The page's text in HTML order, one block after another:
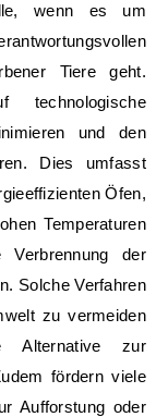
wenn es um
Tiere geht.
technologische
und den
Dies umfasst
Öfen,
Temperaturen
der
Solche Verfahren
zu vermeiden
Alternative zur
fördern viele
Aufforstung oder